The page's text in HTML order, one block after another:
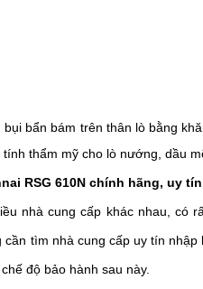
bẩn bám trên thân lò bằng
thẩm mỹ cho lò nướng, dầu
RSG 610N chính hãng, uy
nhà cung cấp khác nhau, có
tìm nhà cung cấp uy tín
độ bảo hành sau này.